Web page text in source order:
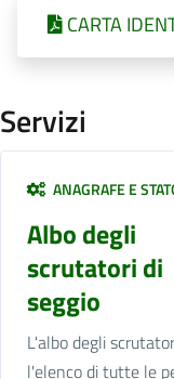
CARTA
Servizi
ANAGRAFE E
Albo degli
scrutatori di
seggio
L'albo degli
l'elenco di tutte le